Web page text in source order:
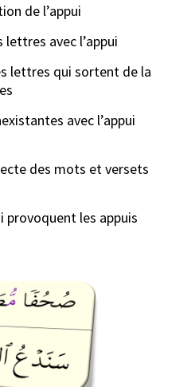
de l’appui
lettres avec l’appui
lettres qui sortent de la
avec l’appui
des mots et versets
provoquent les appuis